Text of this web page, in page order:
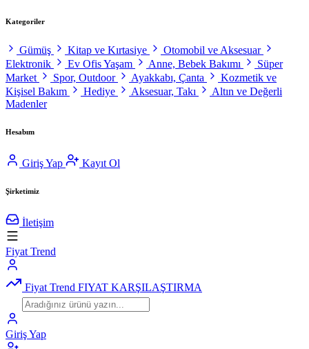
Kategoriler
Gümüş Kitap ve Kırtasiye
Otomobil ve Aksesuar
Elektronik
Ev Ofis Yaşam Anne, Bebek Bakımı
Süper
Market
Spor, Outdoor Ayakkabı, Çanta
Kozmetik ve
Kişisel Bakım
Hediye Aksesuar, Takı
Altın ve Değerli
Madenler
Hesabım
Giriş Yap Kayıt Ol
Şirketimiz
İletişim
Fiyat Trend
Fiyat Trend FIYAT KARŞILAŞTIRMA
Giriş Yap